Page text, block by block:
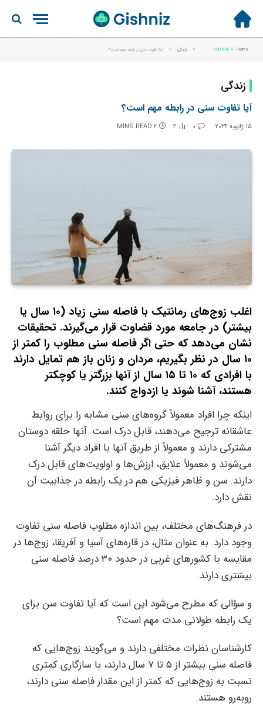
YOU ARE AT:Home
» زندگی » آیا تفاوت سنی در رابطه مهم است؟
زندگی
آیا تفاوت سنی در رابطه مهم است؟
15 ژانویه 2024 0
2
2 MINS READ
اغلب زوج‌های رمانتیک با فاصله سنی زیاد (۱۰ سال یا
بیشتر) در جامعه مورد قضاوت قرار می‌گیرند. تحقیقات
نشان می‌دهد که حتی اگر فاصله سنی مطلوب را کمتر از
۱۰ سال در نظر بگیریم، مردان و زنان باز هم تمایل دارند
با افرادی که ۱۰ تا ۱۵ سال از آنها بزرگتر یا کوچکتر
هستند، آشنا شوند یا ازدواج کنند.
اینکه چرا افراد معمولاً گروه‌های سنی مشابه را برای روابط
عاشقانه ترجیح می‌دهند، قابل درک است. آنها حلقه‌ دوستان
مشترکی دارند و معمولاً از طریق آنها با افراد دیگر آشنا
می‌شوند و معمولاً علایق، ارزش‌ها و اولویت‌های قابل درک
دارند. سن و ظاهر فیزیکی هم در یک رابطه در جذابیت آن
نقش دارد.
در فرهنگ‌های مختلف، بین اندازه مطلوب فاصله سنی تفاوت
وجود دارد. به عنوان مثال، در قاره‌های آسیا و آفریقا، زوج‌ها در
مقایسه با کشورهای غربی در حدود ۳۰ درصد فاصله سنی
بیشتری دارند.
و سؤالی که مطرح می‌شود این است که آیا تفاوت سن برای
یک رابطه طولانی مدت مهم است؟
کارشناسان نظرات مختلفی دارند و می‌گویند زوج‌هایی که
فاصله سنی بیشتر از ۵ تا ۷ سال دارند، با سازگاری کمتری
نسبت به زوج‌هایی که کمتر از این مقدار فاصله سنی دارند،
روبه‌رو هستند.